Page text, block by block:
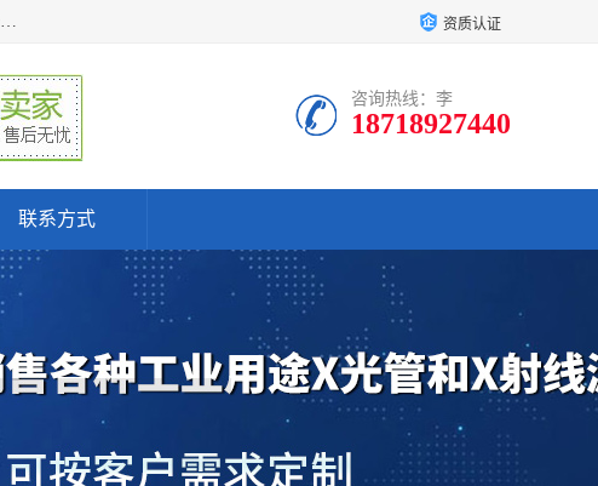
深圳曼瑞特科技有限公司是一家专业从事X光管维修X射线管、Rohs2.0邻苯检测仪器设备、PY-GC热裂解脱附气相仪和气相色谱光谱仪器、天瑞仪器探测器、高压电源等产品的维修出租的企业。本公司以客户至上为宗旨，以专注、专一、专业的精神为您提供安全、经济的技术服务。 资质认证
咨询热线：李
18718927440
联系方式